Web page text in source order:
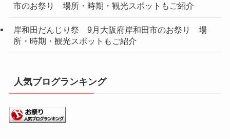
市のお祭り 場所・時期・観光スポットもご紹介
岸和田だんじり祭 9月大阪府岸和田市のお祭り 場
所・時期・観光スポットもご紹介
人気ブログランキング